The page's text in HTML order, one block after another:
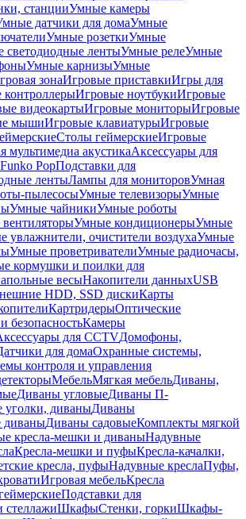
станцииУмные камеры
датчики для домаУмные
Умные розеткиУмные
светодиодные лентыУмные релеУмные
Умные карнизыУмные
зонаИгровые приставкиИгры для
Игровые ноутбукиИгровые
видеокартыИгровые мониторыИгровые
мышиИгровые клавиатурыИгровые
Столы геймерскиеИгровые
мультимедиа акустикаАксессуары для
PopПодставки для
лентыЛампы для мониторовУмная
пылесосыУмные телевизорыУмные
Умные чайникиУмные роботы
Умные кондиционерыУмные
увлажнители, очистители воздухаУмные
Умные проветривателиУмные радиочасы,
кормушки и поилки для
весыНакопители данныхUSB
HDD, SSD дискиКарты
КартридерыОптические
безопасностьКамеры
для CCTVДомофоны,
для домаОхранные системы,
контроля и управления
МебельМягкая мебельДиваны,
Диваны угловыеДиваны П-
уголки, диваныДиваны
диваныДиваны садовыеКомплекты мягкой
кресла-мешки и диваныНадувные
Кресла-мешки и пуфыКресла-качалки,
кресла, пуфыНадувные креслаПуфы,
Игровая мебельКресла
Подставки для
ШкафыСтенки, горкиШкафы-